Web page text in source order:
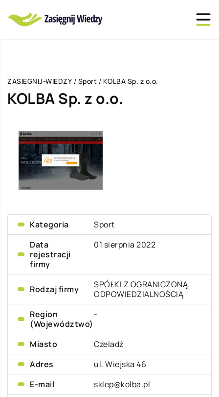
ZASIEGNIJ-WIEDZY / Sport / KOLBA Sp. z o.o.
KOLBA Sp. z o.o.
Kategoria
Sport
Data
rejestracji
firmy
01 sierpnia 2022
Rodzaj firmy
SPÓŁKI Z OGRANICZONĄ
ODPOWIEDZIALNOŚCIĄ
Region
(Województwo)
-
Miasto
Czeladź
Adres
ul. Wiejska 46
E-mail
sklep@kolba.pl